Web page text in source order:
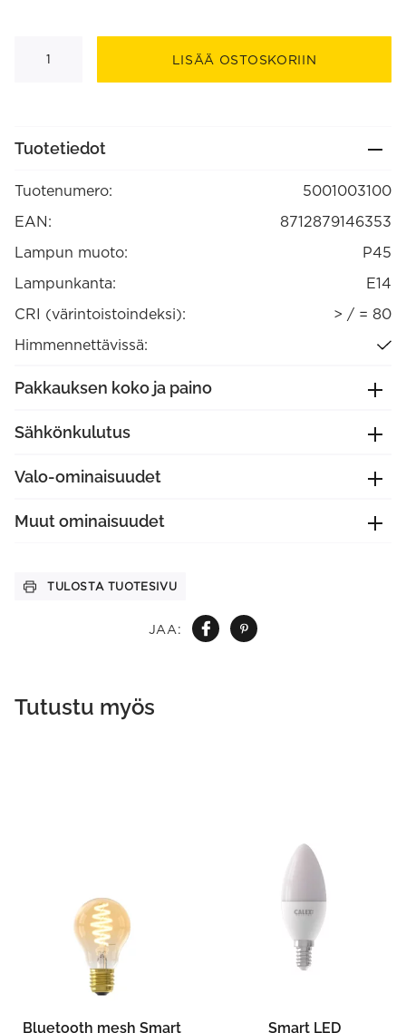
JAA:
2200-
RGB
LISÄÄ OSTOSKORIIN
Tuotetiedot
Tuotenumero:
5001003100
EAN:
8712879146353
Lampun muoto:
P45
Lampunkanta:
E14
CRI (värintoistoindeksi):
> / = 80
Himmennettävissä:
Pakkauksen koko ja paino
Sähkönkulutus
Valo-ominaisuudet
Muut ominaisuudet
TULOSTA TUOTESIVU
Tutustu myös
Bluetooth mesh Smart Smart LED